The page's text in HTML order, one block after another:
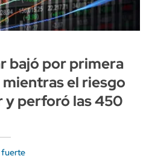
bajó por primera
mientras el riesgo
y perforó las 450
fuerte